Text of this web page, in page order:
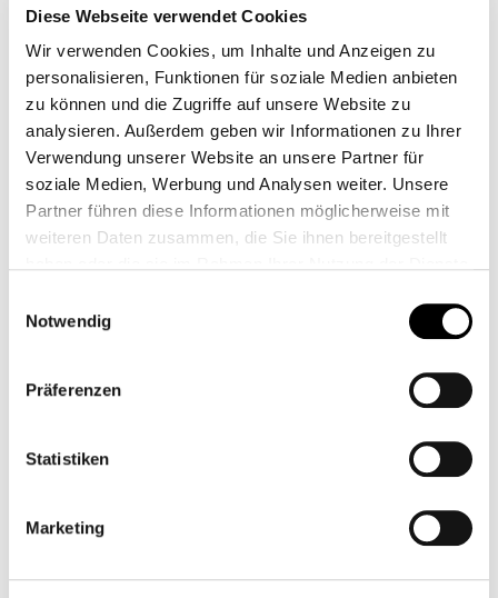
Diese Webseite verwendet Cookies
Wir verwenden Cookies, um Inhalte und Anzeigen zu
personalisieren, Funktionen für soziale Medien anbieten
zu können und die Zugriffe auf unsere Website zu
analysieren. Außerdem geben wir Informationen zu Ihrer
Verwendung unserer Website an unsere Partner für
soziale Medien, Werbung und Analysen weiter. Unsere
Partner führen diese Informationen möglicherweise mit
weiteren Daten zusammen, die Sie ihnen bereitgestellt
Weitere Informationen finden Sie unter
Datenschutz
Notwendig
Präferenzen
Statistiken
Marketing
zersetzt wird.
SUPPLEMENTATION VON
CREAPURE
Creapure® ist reines, in Deutschland hergestelltes
Kreatin Monohydrat. Die Einnahme von Creapure® ist
Einnahme der empfohlenen Tagesdosis ohne
Nebenwirkungen als Supplementation geeignet. Mehr
Nahrungsergänzung und den Muskelaufbau mit
Kreatinund